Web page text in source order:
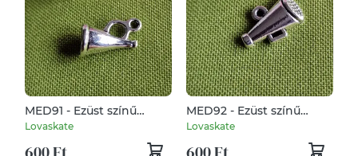
MED91 - Ezüst színű
zenész medál 15x11mm –
Lovaskate
MED92 - Ezüst színű
zenész medál 16x11mm –
Lovaskate